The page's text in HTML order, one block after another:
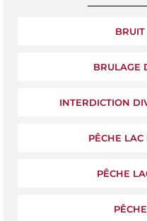
BRULAGE
INTERDICTION
PÊCHE LAC
PÊCHE